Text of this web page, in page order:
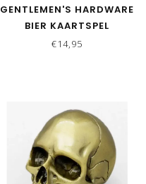
GENTLEMEN'S HARDWARE
BIER KAARTSPEL
€14,95